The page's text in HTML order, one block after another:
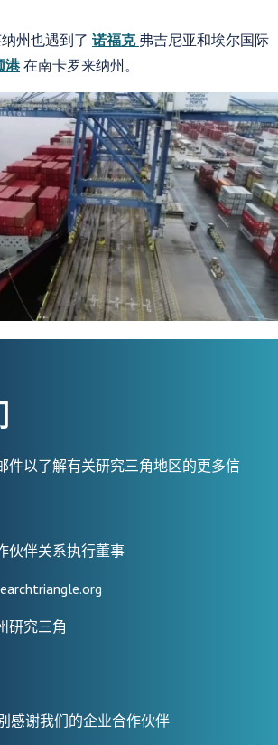
州也遇到了 诺福克 弗吉尼亚和埃尔国际
港在南卡罗来纳州。
件以了解有关研究三角地区的更多信
伙伴关系执行董事
研究三角
感谢我们的企业合作伙伴